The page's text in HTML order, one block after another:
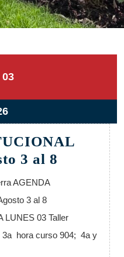
033
3
agosto,
2026
3 al 8 AGENDA
SEMANA
25
Agosto
AGENDA
3 al 8
LUNES 03 Taller
3a hora curso 904; 4a y